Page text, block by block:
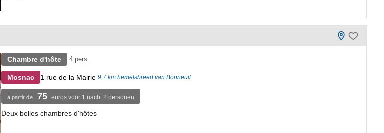
Chambre d'hôte 4 pers.
Mosnac 1 rue de la Mairie 9,7 km hemelsbreed van Bonneuil
à partir de 75 euros voor 1 nacht 2 personen
Deux belles chambres d'hôtes